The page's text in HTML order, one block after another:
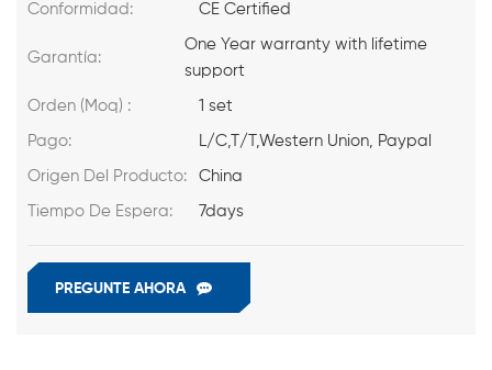
Conformidad: CE Certified
Garantía:
One Year warranty with lifetime
support
Orden (Moq) : 1 set
Pago: L/C,T/T,Western Union, Paypal
Origen Del Producto: China
Tiempo De Espera: 7days
PREGUNTE AHORA